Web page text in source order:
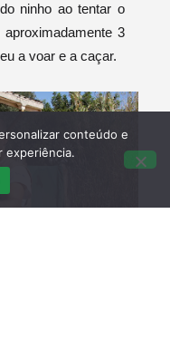
ninho ao tentar o
3
a voar e a caçar.
conteúdo e
experiência.